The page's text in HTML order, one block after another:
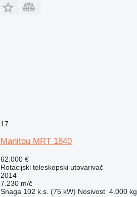
17
Manitou MRT 1840
62.000 €
Rotacijski teleskopski utovarivač
2014
7.230 m/č
Snaga 102 k.s. (75 kW) Nosivost 4.000 kg